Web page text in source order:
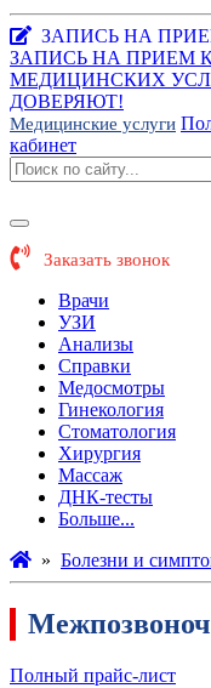
ЗАПИСЬ НА
ЗАПИСЬ НА ПРИЕМ
МЕДИЦИНСКИХ
ДОВЕРЯЮТ!
Медицинские услуги
кабинет
Заказать звонок
Врачи
УЗИ
Анализы
Справки
Медосмотры
Гинекология
Стоматология
Хирургия
Массаж
ДНК-тесты
Больше...
» Болезни и
Полный прайс-лист